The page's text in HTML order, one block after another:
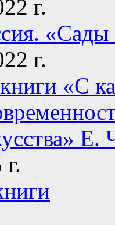
г.
«Сады
г.
«С
Е.